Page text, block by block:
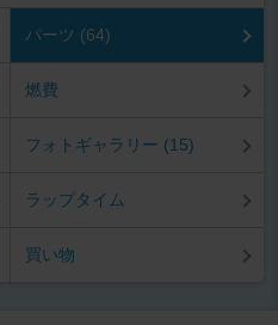
パーツ (64)
燃費
フォトギャラリー (15)
ラップタイム
買い物